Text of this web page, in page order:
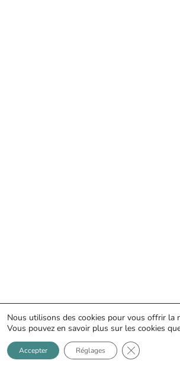
Nous utilisons des cookies pour vous offrir la
Vous pouvez en savoir plus sur les cookies
Accepter Réglages Fermer la